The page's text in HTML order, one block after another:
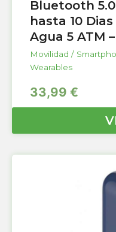
Bluetooth
hasta 10
Agua 5 ATM
Movilidad /
Wearables
33,99 €